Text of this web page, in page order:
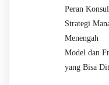
Peran
Strategi
Menengah
Model dan
yang Bisa